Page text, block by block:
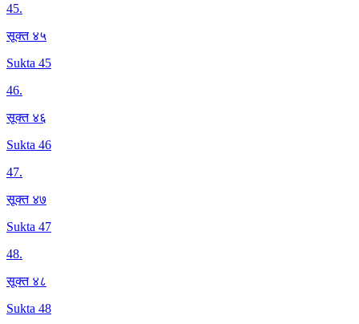
45.
सूक्त ४५
Sukta 45
46.
सूक्त ४६
Sukta 46
47.
सूक्त ४७
Sukta 47
48.
सूक्त ४८
Sukta 48